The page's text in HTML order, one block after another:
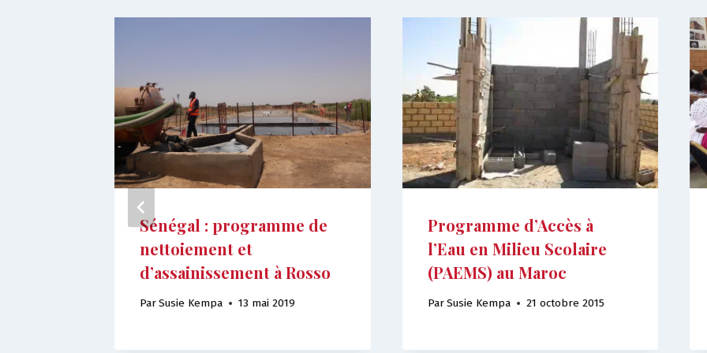
Sénégal : programme de
nettoiement et
d’assainissement à Rosso
ParSusie Kempa 13 mai 2019
Programme d’Accès à
l’Eau en Milieu Scolaire
(PAEMS) au Maroc
ParSusie Kempa 21 octobre 2015